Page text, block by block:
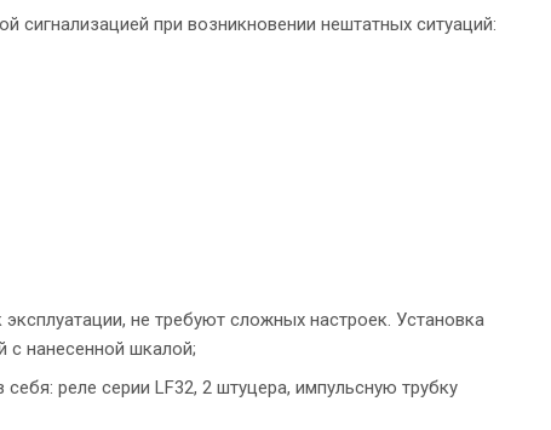
сигнализацией при возникновении нештатных ситуаций:
не требуют сложных настроек. Установка
с нанесенной шкалой;
реле серии LF32, 2 штуцера, импульсную трубку